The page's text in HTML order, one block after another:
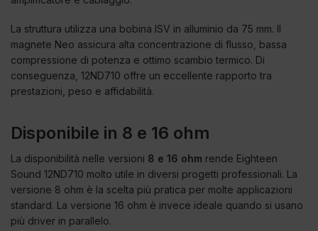
La struttura utilizza una bobina ISV in alluminio da 75 mm. Il
magnete Neo assicura alta concentrazione di flusso, bassa
compressione di potenza e ottimo scambio termico. Di
conseguenza, 12ND710 offre un eccellente rapporto tra
prestazioni, peso e affidabilità.
Disponibile in 8 e 16 ohm
La disponibilità nelle versioni 8 e 16 ohm rende Eighteen
Sound 12ND710 molto utile in diversi progetti professionali. La
versione 8 ohm è la scelta più pratica per molte applicazioni
standard. La versione 16 ohm è invece ideale quando si usano
più driver in parallelo.